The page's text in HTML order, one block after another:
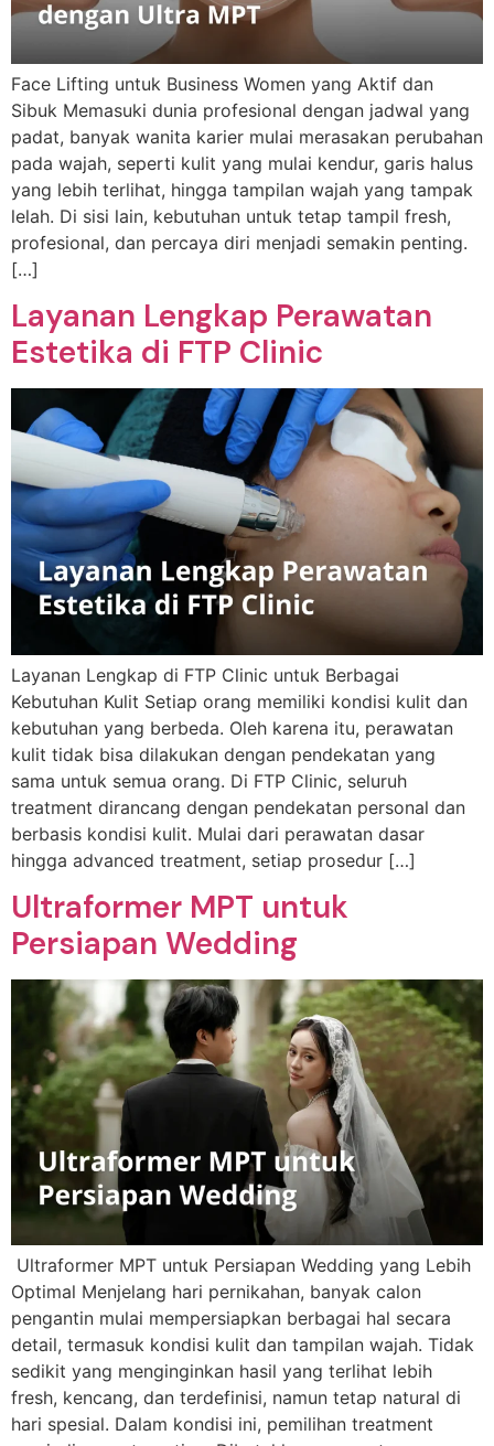
Face Lifting untuk Business Women yang Aktif dan
Sibuk Memasuki dunia profesional dengan jadwal yang
padat, banyak wanita karier mulai merasakan perubahan
pada wajah, seperti kulit yang mulai kendur, garis halus
yang lebih terlihat, hingga tampilan wajah yang tampak
lelah. Di sisi lain, kebutuhan untuk tetap tampil fresh,
profesional, dan percaya diri menjadi semakin penting.
[…]
Layanan Lengkap Perawatan
Estetika di FTP Clinic
Layanan Lengkap di FTP Clinic untuk Berbagai
Kebutuhan Kulit Setiap orang memiliki kondisi kulit dan
kebutuhan yang berbeda. Oleh karena itu, perawatan
kulit tidak bisa dilakukan dengan pendekatan yang
sama untuk semua orang. Di FTP Clinic, seluruh
treatment dirancang dengan pendekatan personal dan
berbasis kondisi kulit. Mulai dari perawatan dasar
hingga advanced treatment, setiap prosedur […]
Ultraformer MPT untuk
Persiapan Wedding
Ultraformer MPT untuk Persiapan Wedding yang Lebih
Optimal Menjelang hari pernikahan, banyak calon
pengantin mulai mempersiapkan berbagai hal secara
detail, termasuk kondisi kulit dan tampilan wajah. Tidak
sedikit yang menginginkan hasil yang terlihat lebih
fresh, kencang, dan terdefinisi, namun tetap natural di
hari spesial. Dalam kondisi ini, pemilihan treatment